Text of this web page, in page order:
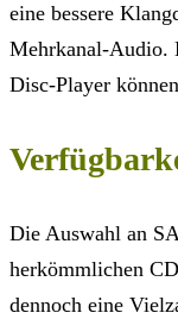
eine bessere
Mehrkanal-Audio.
Disc-Player
Die Auswahl an
herkömmlichen
dennoch eine